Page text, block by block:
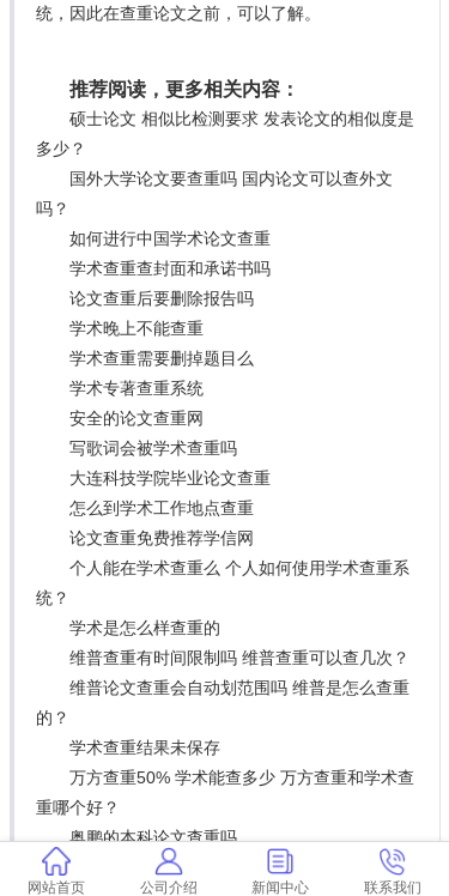
统，因此在查重论文之前，可以了解。
推荐阅读，更多相关内容：
硕士论文 相似比检测要求 发表论文的相似度是
多少？
国外大学论文要查重吗 国内论文可以查外文
吗？
如何进行中国学术论文查重
学术查重查封面和承诺书吗
论文查重后要删除报告吗
学术晚上不能查重
学术查重需要删掉题目么
学术专著查重系统
安全的论文查重网
写歌词会被学术查重吗
大连科技学院毕业论文查重
怎么到学术工作地点查重
论文查重免费推荐学信网
个人能在学术查重么 个人如何使用学术查重系
统？
学术是怎么样查重的
维普查重有时间限制吗 维普查重可以查几次？
维普论文查重会自动划范围吗 维普是怎么查重
的？
学术查重结果未保存
万方查重50% 学术能查多少 万方查重和学术查
重哪个好？
奥鹏的本科论文查重吗
论文查重不显示红色
网站首页 公司介绍 新闻中心 联系我们